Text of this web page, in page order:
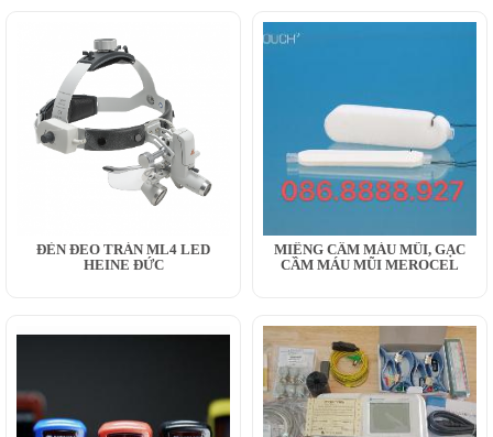
ĐÈN ĐEO TRÁN ML4 LED
HEINE ĐỨC
MIẾNG CẦM MÁU MŨI, GẠC
CẦM MÁU MŨI MEROCEL